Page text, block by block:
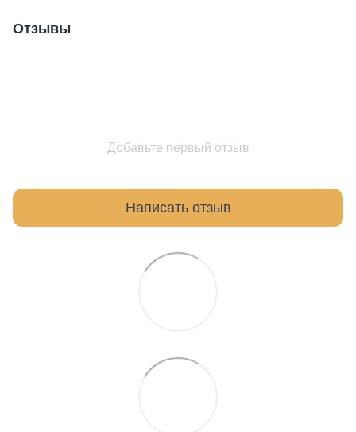
Отзывы
Добавьте первый отзыв
Написать отзыв